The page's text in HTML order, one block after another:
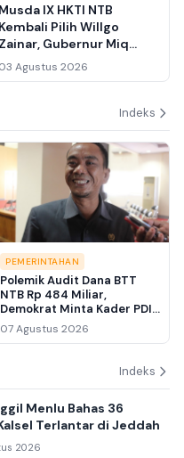
Musda IX HKTI NTB
Kembali Pilih Willgo
Zainar, Gubernur Miq
Iqbal Dorong Model
Lahan ala
03 Agustus 2026
Indeks
PEMERINTAHAN
Polemik Audit Dana BTT
NTB Rp 484 Miliar,
Demokrat Minta Kader PDIP
Belajar Tata Kelola
Pemerintahan
07 Agustus 2026
Indeks
Menlu Bahas 36
Terlantar di Jeddah
2026